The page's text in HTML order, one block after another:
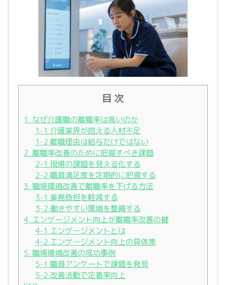
目 次
1. なぜ介護職の離職率は高いのか
1-1 介護業界が抱える人材不足
1-2 離職理由は給与だけではない
2. 離職率改善のために把握すべき課題
2-1 現場の課題を見える化する
2-2 職員満足度を定期的に把握する
3. 職場環境改善で離職率を下げる方法
3-1 業務負担を軽減する
3-2 働きやすい環境を整備する
4. エンゲージメント向上が離職率改善の鍵
4-1 エンゲージメントとは
4-2 エンゲージメント向上の具体策
5. 職場環境改善の成功事例
5-1 職員アンケートで課題を発見
5-2 改善活動で定着率向上